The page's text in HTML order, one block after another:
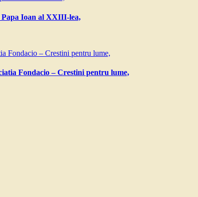
Ioan al XXIII-lea,
Fondacio – Crestini pentru lume,